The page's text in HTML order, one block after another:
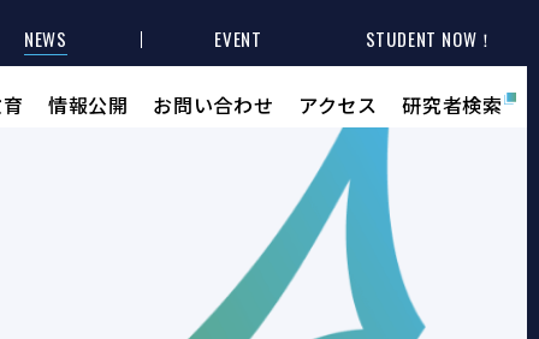
NEWS EVENT STUDENT NOW！
情報公開 お問い合わせ アクセス 研究者検索